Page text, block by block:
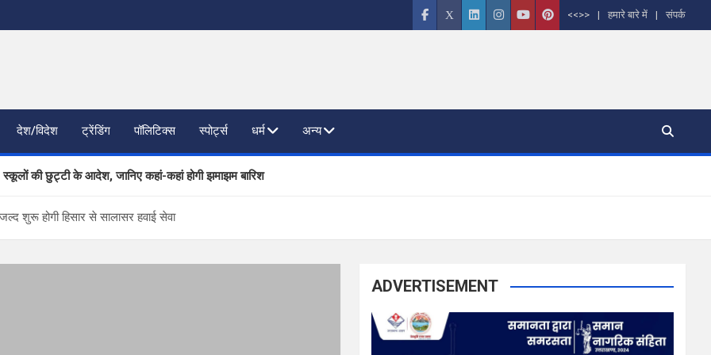
<<>> हमारे बारे में संपर्क
देश/विदेश ट्रेंडिंग पॉलिटिक्स स्पोर्ट्स धर्म अन्य
स्कूलों की छुट्टी के आदेश, जानिए कहां-कहां होगी झमाझम बारिश
दलों से SIR पर फीडबैक
शुरू होगी हिसार से सालासर हवाई सेवा
ADVERTISEMENT